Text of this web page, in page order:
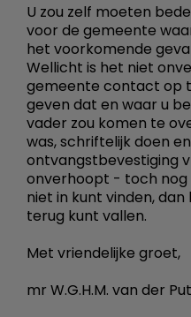
U zou zelf moeten
voor de gemeente
het voorkomende
Wellicht is het niet
gemeente contact op
geven dat en waar u
vader zou komen te
was, schriftelijk doen
ontvangstbevestiging
onverhoopt - toch nog
niet in kunt vinden,
terug kunt vallen.
Met vriendelijke groet,
mr W.G.H.M. van der